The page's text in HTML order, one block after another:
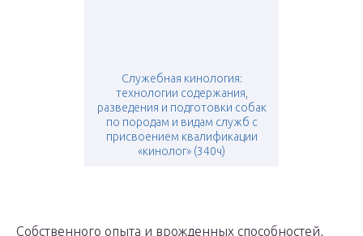
Служебная кинология:
технологии содержания,
разведения и подготовки собак
по породам и видам служб с
присвоением квалификации
«кинолог» (340ч)
Собственного опыта и врожденных способностей,